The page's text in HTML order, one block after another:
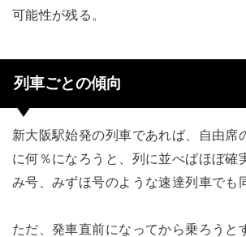
可能性が残る。
列車ごとの傾向
新大阪駅始発の列車であれば、自由席
に何％になろうと、列に並べばほぼ確
み号、みずほ号のような速達列車でも
ただ、発車直前になってから乗ろうと